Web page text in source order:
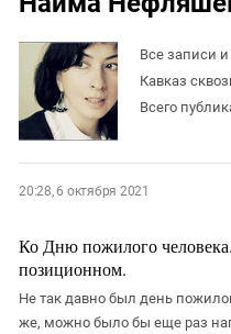
Ингушетия
Кабардино-Балкария
Калмыкия
Краснодарский край
Российская Федерация
Ростовская область
Северная Осетия - Алания
Все записи
Кавказ
Всего
20:28, 6 октября 2021
Ко Дню пожилого
позиционном.
Не так давно был день
же, можно было бы еще раз